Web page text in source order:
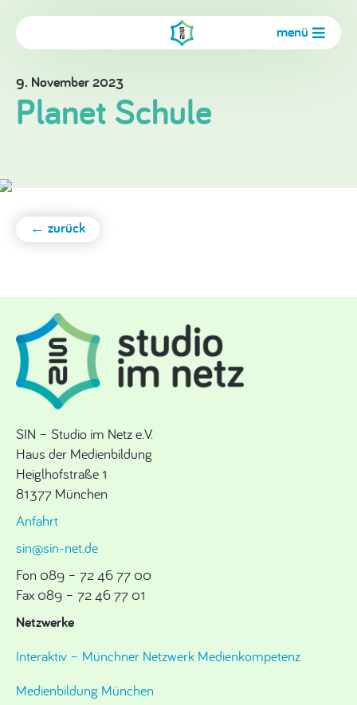
menü
9. November 2023
Planet Schule
← zurück
SIN – Studio im Netz e.V.
Haus der Medienbildung
Heiglhofstraße 1
81377 München
Anfahrt
sin@sin-net.de
Fon 089 – 72 46 77 00
Fax 089 – 72 46 77 01
Netzwerke
Interaktiv – Münchner Netzwerk Medienkompetenz
Medienbildung München